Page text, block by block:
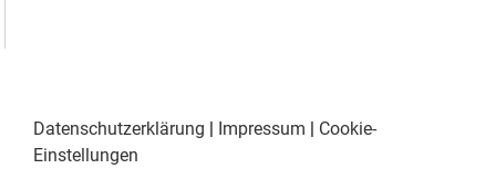
Datenschutzerklärung | Impressum | Cookie-
Einstellungen